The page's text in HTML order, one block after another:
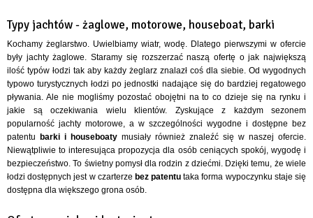
Typy jachtów - żaglowe, motorowe, houseboat, barki
Kochamy żeglarstwo. Uwielbiamy wiatr, wodę. Dlatego pierwszymi w ofercie
były jachty żaglowe. Staramy się rozszerzać naszą ofertę o jak największą
ilość typów łodzi tak aby każdy żeglarz znalazł coś dla siebie. Od wygodnych
typowo turystycznych łodzi po jednostki nadające się do bardziej regatowego
pływania. Ale nie mogliśmy pozostać obojętni na to co dzieje się na rynku i
jakie są oczekiwania wielu klientów. Zyskujące z każdym sezonem
popularność jachty motorowe, a w szczególności wygodne i dostępne bez
patentu
barki i houseboaty musiały również znaleźć się w naszej ofercie.
Niewątpliwie to interesująca propozycja dla osób ceniących spokój, wygodę i
bezpieczeństwo. To świetny pomysł dla rodzin z dziećmi. Dzięki temu, że wiele
łodzi dostępnych jest w czarterze bez patentu taka forma wypoczynku staje się
dostępna dla większego grona osób.